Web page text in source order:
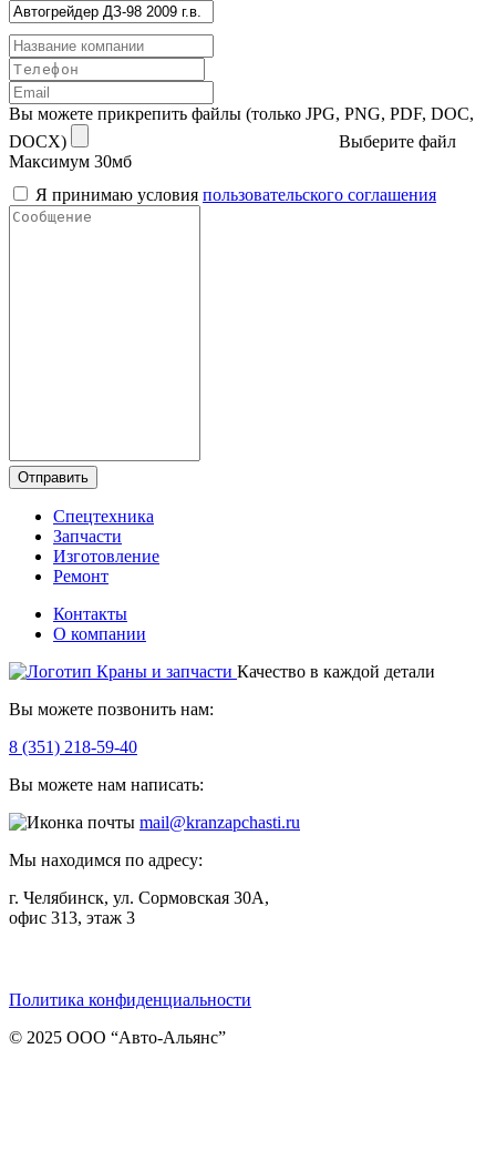
Вы можете прикрепить файлы (только JPG, PNG, PDF, DOC,
DOCX)
Выберите файл
Максимум 30мб
Я принимаю условия пользовательского соглашения
Отправить
Спецтехника
Запчасти
Изготовление
Ремонт
Контакты
О компании
Качество в каждой детали
Вы можете позвонить нам:
8 (351) 218-59-40
Вы можете нам написать:
mail@kranzapchasti.ru
Мы находимся по адресу:
г. Челябинск, ул. Сормовская 30А,
офис 313, этаж 3
Политика конфиденциальности
© 2025 ООО “Авто-Альянс”